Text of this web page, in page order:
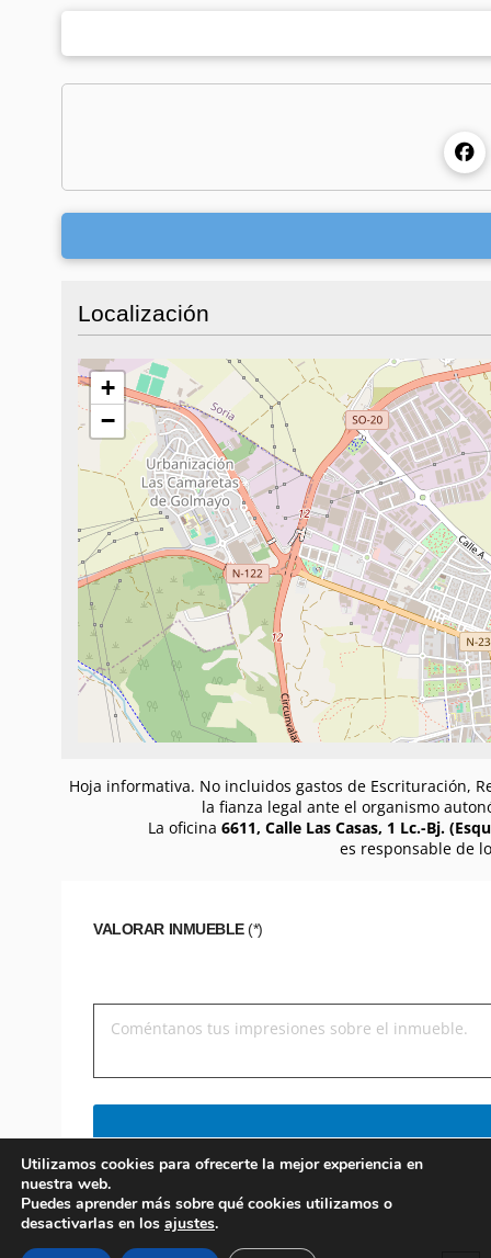
Localización
+
−
Hoja informativa. No incluidos gastos de Escrituración,
la fianza legal ante el organismo
La oficina 6611, Calle Las Casas, 1 Lc.-Bj.
es responsable de
VALORAR INMUEBLE(*)
Utilizamos cookies para ofrecerte la mejor experiencia en
nuestra web.
Puedes aprender más sobre qué cookies utilizamos o
desactivarlas en los ajustes.